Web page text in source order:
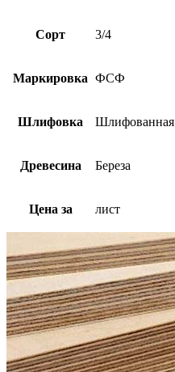
Сорт 3/4
Маркировка ФСФ
Шлифовка Шлифованная
Древесина Береза
Цена за лист